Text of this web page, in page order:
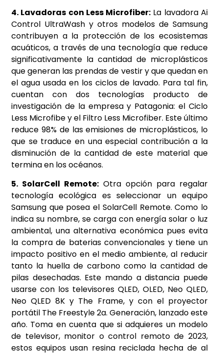
4. Lavadoras con Less Microfiber: La lavadora Ai
Control UltraWash y otros modelos de Samsung
contribuyen a la protección de los ecosistemas
acuáticos, a través de una tecnología que reduce
significativamente la cantidad de microplásticos
que generan las prendas de vestir y que quedan en
el agua usada en los ciclos de lavado. Para tal fin,
cuentan con dos tecnologías producto de
investigación de la empresa y Patagonia: el Ciclo
Less Microfibe y el Filtro Less Microfiber. Este último
reduce 98% de las emisiones de microplásticos, lo
que se traduce en una especial contribución a la
disminución de la cantidad de este material que
termina en los océanos.
5. SolarCell Remote: Otra opción para regalar
tecnología ecológica es seleccionar un equipo
Samsung que posea el SolarCell Remote. Como lo
indica su nombre, se carga con energía solar o luz
ambiental, una alternativa económica pues evita
la compra de baterias convencionales y tiene un
impacto positivo en el medio ambiente, al reducir
tanto la huella de carbono como la cantidad de
pilas desechadas. Este mando a distancia puede
usarse con los televisores QLED, OLED, Neo QLED,
Neo QLED 8K y The Frame, y con el proyector
portátil The Freestyle 2a. Generación, lanzado este
año. Toma en cuenta que si adquieres un modelo
de televisor, monitor o control remoto de 2023,
estos equipos usan resina reciclada hecha de al